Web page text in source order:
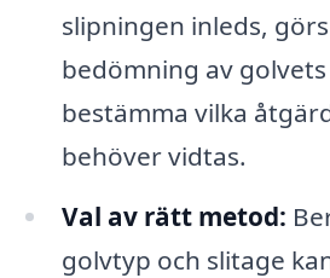
slipningen inleds,
bedömning av
bestämma vilka
behöver vidtas.
Val av rätt metod:
golvtyp och slitage